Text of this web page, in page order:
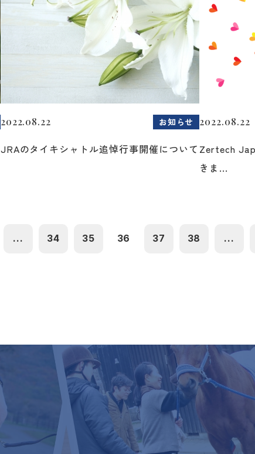
2022.08.22 お知らせ
JRAのタイキシャトル追悼行事開催について
2022.08.22
Zertech
きま...
... 34 35 36 37 38 ...